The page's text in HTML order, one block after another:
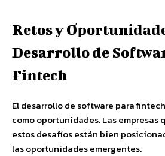
Retos y
Desarrollo de
Fintech
El desarrollo de software para
como oportunidades. Las empresas
estos desafíos están bien
las oportunidades emergentes.